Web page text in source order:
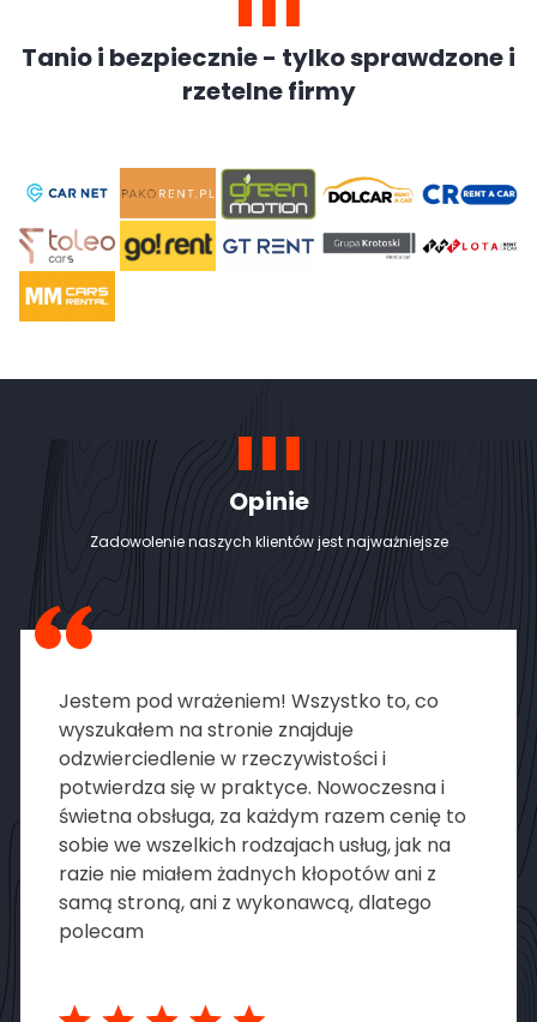
Tanio i bezpiecznie - tylko sprawdzone i
rzetelne firmy
Opinie
Zadowolenie naszych klientów jest najważniejsze
Jestem pod wrażeniem! Wszystko to, co
wyszukałem na stronie znajduje
odzwierciedlenie w rzeczywistości i
potwierdza się w praktyce. Nowoczesna i
świetna obsługa, za każdym razem cenię to
sobie we wszelkich rodzajach usług, jak na
razie nie miałem żadnych kłopotów ani z
samą stroną, ani z wykonawcą, dlatego
polecam